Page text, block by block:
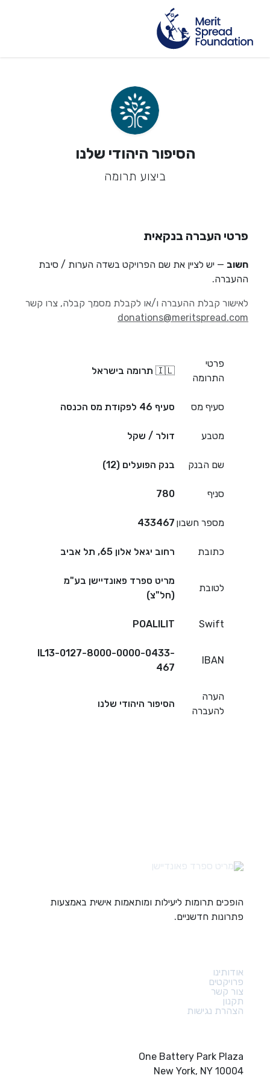
הסיפור היהודי שלנו
ביצוע תרומה
פרטי העברה בנקאית
חשוב — יש לציין את שם הפרויקט בשדה הערות / סיבת
ההעברה.
לאישור קבלת ההעברה ו/או לקבלת מסמך קבלה, צרו קשר
donations@meritspread.com
פרטי
התרומה
🇮🇱 תרומה בישראל
סעיף מס סעיף 46 לפקודת מס הכנסה
מטבע דולר / שקל
שם הבנק בנק הפועלים (12)
סניף 780
מספר חשבון 433467
כתובת רחוב יגאל אלון 65, תל אביב
לטובת
מריט ספרד פאונדיישן בע"מ
(חל"צ)
Swift
POALILIT
IBAN
IL13-0127-8000-0000-0433-
467
הערה
להעברה
הסיפור היהודי שלנו
הופכים תרומות ליעילות ומותאמות אישית באמצעות
פתרונות חדשניים.
אודותינו
פרויקטים
צור קשר
תקנון
הצהרת נגישות
One Battery Park Plaza
New York, NY 10004